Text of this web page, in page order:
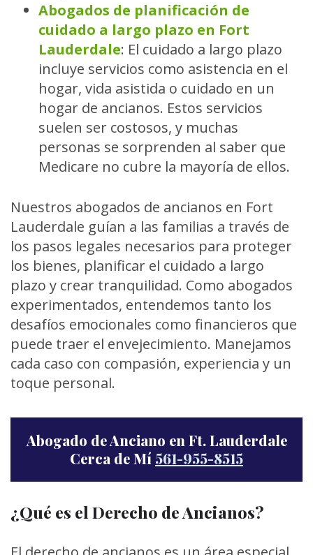
Abogados de planificación de
cuidado a largo plazo en Fort
Lauderdale: El cuidado a largo plazo
incluye servicios como asistencia en el
hogar, vida asistida o cuidado en un
hogar de ancianos. Estos servicios
suelen ser costosos, y muchas
personas se sorprenden al saber que
Medicare no cubre la mayoría de ellos.
Nuestros abogados de ancianos en Fort
Lauderdale guían a las familias a través de
los pasos legales necesarios para proteger
los bienes, planificar el cuidado a largo
plazo y crear tranquilidad. Como abogados
experimentados, entendemos tanto los
desafíos emocionales como financieros que
puede traer el envejecimiento. Manejamos
cada caso con compasión, experiencia y un
toque personal.
Abogado de Anciano en Ft. Lauderdale
Cerca de Mí 561-955-8515
¿Qué es el Derecho de Ancianos?